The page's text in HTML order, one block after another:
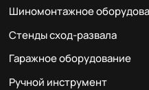
Шиномонтажное
Стенды сход-развала
Гаражное оборудование
Ручной инструмент